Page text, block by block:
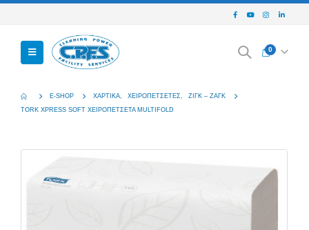
0
E-SHOP ΧΑΡΤΙΚΆ ΧΕΙΡΟΠΕΤΣΈΤΕΣ
ΖΙΓΚ – ΖΑΓΚ
TORK XPRESS SOFT ΧΕΙΡΟΠΕΤΣΕΤΑ MULTIFOLD